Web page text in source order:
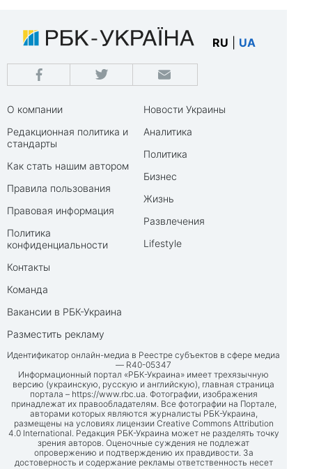
RU UA
О компании
Редакционная политика и
стандарты
Как стать нашим автором
Правила пользования
Правовая информация
Политика
конфиденциальности
Контакты
Команда
Вакансии в РБК-Украина
Разместить рекламу
Новости Украины
Аналитика
Политика
Бизнес
Жизнь
Развлечения
Lifestyle
Идентификатор онлайн-медиа в Реестре субъектов в сфере медиа
— R40-05347
Информационный портал «РБК-Украина» имеет трехязычную
версию (украинскую, русскую и английскую), главная страница
портала – https://www.rbc.ua. Фотографии, изображения
принадлежат их правообладателям. Все фотографии на Портале,
авторами которых являются журналисты РБК-Украина,
размещены на условиях лицензии Creative Commons Attribution
4.0 International. Редакция РБК-Украина может не разделять точку
зрения авторов. Оценочные суждения не подлежат
опровержению и подтверждению их правдивости. За
достоверность и содержание рекламы ответственность несет